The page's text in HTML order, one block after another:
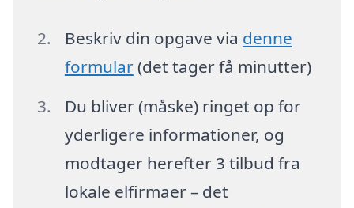
Beskriv din opgave via denne
formular(det tager få minutter)
Du bliver (måske) ringet op for
yderligere informationer, og
modtager herefter 3 tilbud fra
lokale elfirmaer – det